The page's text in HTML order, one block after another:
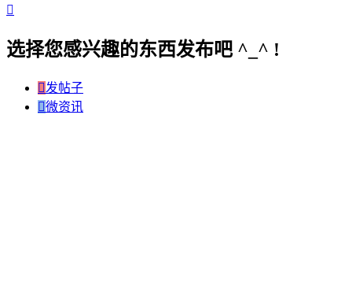

选择您感兴趣的东西发布吧 ^_^ !
发帖子
微资讯